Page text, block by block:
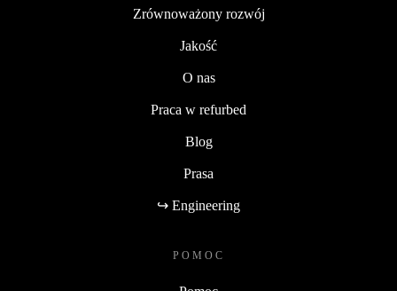
Zrównoważony rozwój
Jakość
O nas
Praca w refurbed
Blog
Prasa
↪ Engineering
POMOC